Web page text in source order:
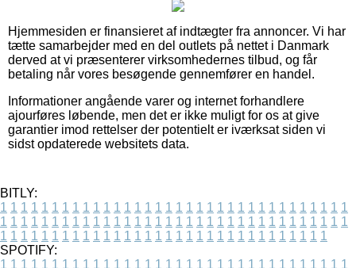
Hjemmesiden er finansieret af indtægter fra annoncer. Vi har
tætte samarbejder med en del outlets på nettet i Danmark
derved at vi præsenterer virksomhedernes tilbud, og får
betaling når vores besøgende gennemfører en handel.
Informationer angående varer og internet forhandlere
ajourføres løbende, men det er ikke muligt for os at give
garantier imod rettelser der potentielt er iværksat siden vi
sidst opdaterede websitets data.
BITLY:
1 1 1 1 1 1 1 1 1 1 1 1 1 1 1 1 1 1 1 1 1 1 1 1 1 1 1 1 1 1 1 1 1 1
1 1 1 1 1 1 1 1 1 1 1 1 1 1 1 1 1 1 1 1 1 1 1 1 1 1 1 1 1 1 1 1 1 1
1 1 1 1 1 1 1 1 1 1 1 1 1 1 1 1 1 1 1 1 1 1 1 1 1 1 1 1 1 1 1 1
SPOTIFY:
1 1 1 1 1 1 1 1 1 1 1 1 1 1 1 1 1 1 1 1 1 1 1 1 1 1 1 1 1 1 1 1 1 1